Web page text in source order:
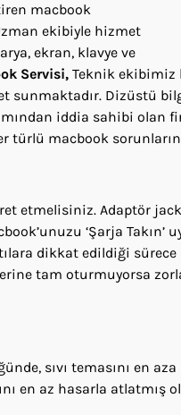
macbook
ekibiyle hizmet
ekran, klavye ve
Servisi, Teknik ekibimiz
Dizüstü
iddia sahibi olan
macbook
etmelisiniz. Adaptör
‘Şarja Takın’
dikkat edildiği
tam oturmuyorsa
sıvı temasını en
en az hasarla atlatmış